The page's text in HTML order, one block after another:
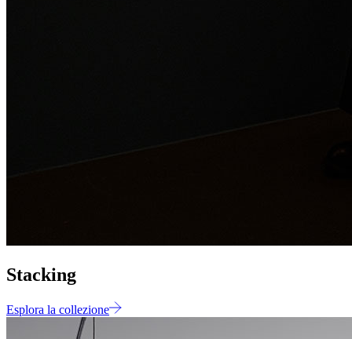
Stacking
Esplora la collezione